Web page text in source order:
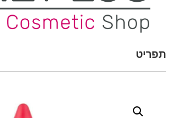
Toggle
תפריט